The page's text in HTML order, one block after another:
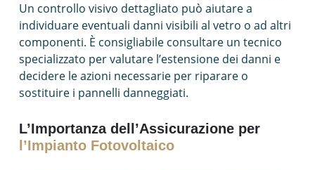
Un controllo visivo dettagliato può aiutare a
individuare eventuali danni visibili al vetro o ad altri
componenti. È consigliabile consultare un tecnico
specializzato per valutare l’estensione dei danni e
decidere le azioni necessarie per riparare o
sostituire i pannelli danneggiati.
L’Importanza dell’Assicurazione per
l’Impianto Fotovoltaico